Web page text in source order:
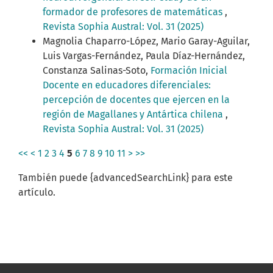
formador de profesores de matemáticas ,
Revista Sophia Austral: Vol. 31 (2025)
Magnolia Chaparro-López, Mario Garay-Aguilar,
Luis Vargas-Fernández, Paula Díaz-Hernández,
Constanza Salinas-Soto, Formación Inicial
Docente en educadores diferenciales:
percepción de docentes que ejercen en la
región de Magallanes y Antártica chilena ,
Revista Sophia Austral: Vol. 31 (2025)
<< < 1 2 3 4 5 6 7 8 9 10 11 > >>
También puede {advancedSearchLink} para este
artículo.